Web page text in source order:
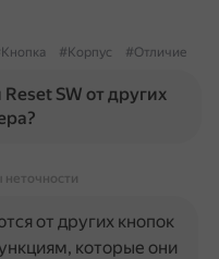
#Корпус #Отличие
SW от других
неточности
от других кнопок
которые они